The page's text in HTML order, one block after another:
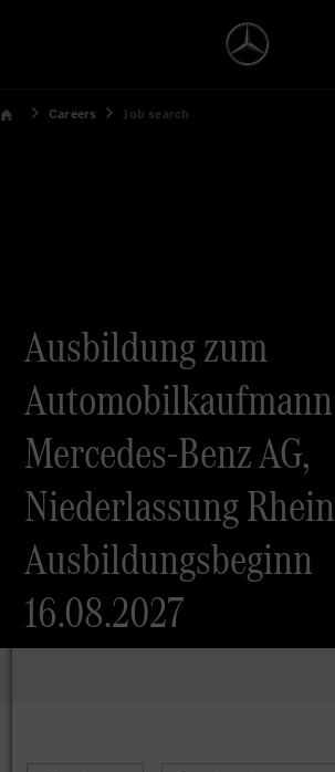
Careers Job search
Ausbildung zum
Mercedes-Benz AG,
Niederlassung
Ausbildungsbeginn
16.08.2027